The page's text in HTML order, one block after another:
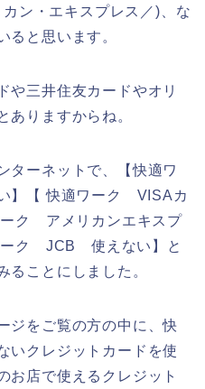
ン・エキスプレス／)、な
ると思います。
や三井住友カードやオリ
ありますからね。
ターネットで、【快適ワ
【 快適ワーク VISAカ
ク アメリカンエキスプ
ク JCB 使えない】と
ることにしました。
ジをご覧の方の中に、快
いクレジットカードを使
お店で使えるクレジット